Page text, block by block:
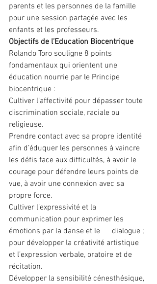
parents et les personnes de la famille
pour une session partagée avec les
enfants et les professeurs.
Objectifs de l’Education Biocentrique
Rolando Toro souligne 8 points
fondamentaux qui orientent une
éducation nourrie par le Principe
biocentrique :
Cultiver l’affectivité pour dépasser toute
discrimination sociale, raciale ou
religieuse.
Prendre contact avec sa propre identité
afin d’éduquer les personnes à vaincre
les défis face aux difficultés, à avoir le
courage pour défendre leurs points de
vue, à avoir une connexion avec sa
propre force.
Cultiver l’expressivité et la
communication pour exprimer les
émotions par la danse et le      dialogue ;
pour développer la créativité artistique
et l’expression verbale, oratoire et de
récitation.
Développer la sensibilité cénesthésique,